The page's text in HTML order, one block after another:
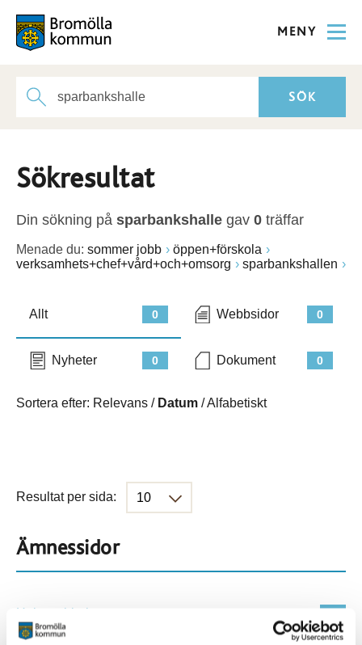
MENY
Sökresultat
Din sökning på sparbankshalle gav 0 träffar
Menade du: sommer jobb
öppen+förskola
verksamhets+chef+vård+och+omsorg
sparbankshallen
0
Allt 0
Webbsidor
0
Nyheter 0
Dokument
Sortera efter: Relevans / Datum /Alfabetiskt
Resultat per sida:
Ämnessidor
Hela webbplatsen